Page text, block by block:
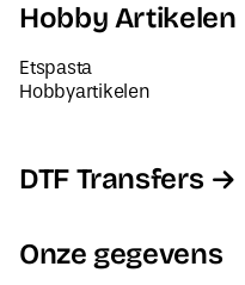
Hobby Artikelen
Etspasta
Hobbyartikelen
DTF Transfers
Onze gegevens